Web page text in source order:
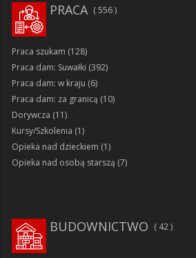
PRACA 556
Praca szukam (128)
Praca dam: Suwałki (392)
Praca dam: w kraju (6)
Praca dam: za granicą (10)
Dorywcza (11)
Kursy/Szkolenia (1)
Opieka nad dzieckiem (1)
Opieka nad osobą starszą (7)
BUDOWNICTWO 42